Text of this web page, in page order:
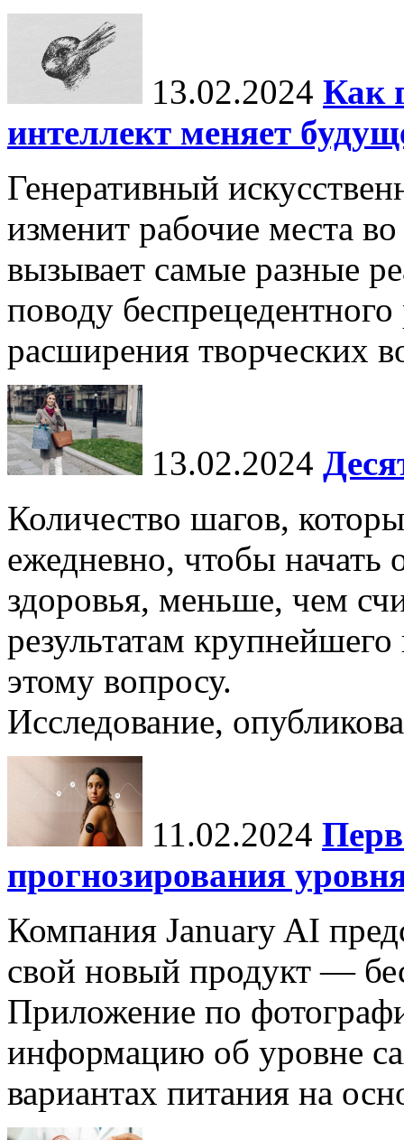
13.02.2024 Как
интеллект меняет
Генеративный
изменит рабочие места
вызывает самые разные
поводу
расширения творческих
13.02.2024
Количество шагов,
ежедневно, чтобы начать
здоровья, меньше, чем
результатам
этому вопросу.
Исследование,
11.02.2024
прогнозирования
Компания January AI
свой новый продукт —
Приложение по
информацию об уровне
вариантах питания на